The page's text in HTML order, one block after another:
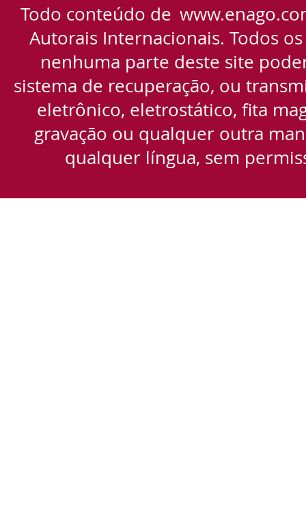
Todo conteúdo de
Autorais Internacionais. Todos
nenhuma parte deste site
sistema de recuperação, ou
eletrônico, eletrostático, fita
gravação ou qualquer outra
qualquer língua, sem